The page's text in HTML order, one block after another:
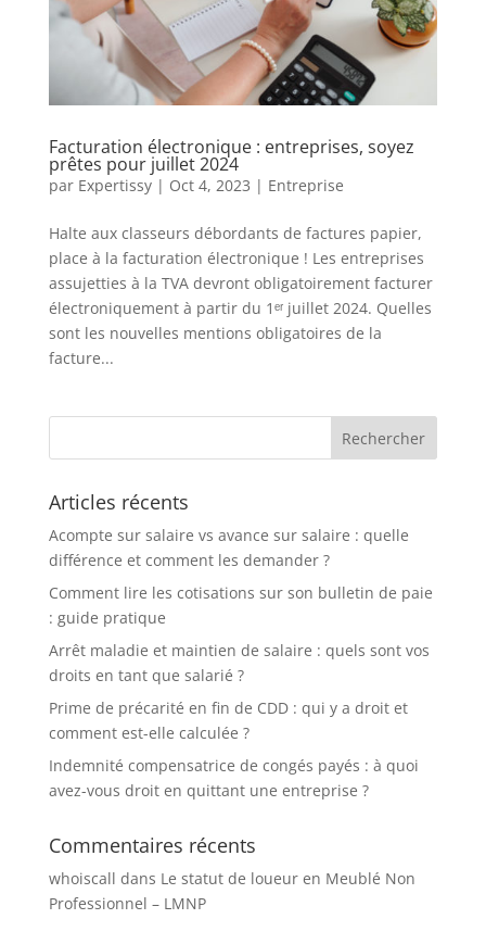
Facturation électronique : entreprises, soyez
prêtes pour juillet 2024
par Expertissy| Oct 4, 2023 | Entreprise
Halte aux classeurs débordants de factures papier,
place à la facturation électronique ! Les entreprises
assujetties à la TVA devront obligatoirement facturer
électroniquement à partir du 1ᵉʳ juillet 2024. Quelles
sont les nouvelles mentions obligatoires de la
facture...
Articles récents
Acompte sur salaire vs avance sur salaire : quelle
différence et comment les demander ?
Comment lire les cotisations sur son bulletin de paie
: guide pratique
Arrêt maladie et maintien de salaire : quels sont vos
droits en tant que salarié ?
Prime de précarité en fin de CDD : qui y a droit et
comment est-elle calculée ?
Indemnité compensatrice de congés payés : à quoi
avez-vous droit en quittant une entreprise ?
Commentaires récents
whoiscall dans Le statut de loueur en Meublé Non
Professionnel – LMNP